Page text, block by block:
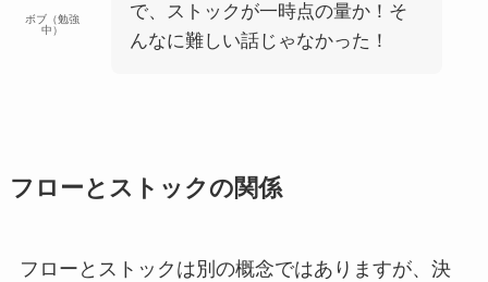
ボブ（勉強
中）
で、ストックが一時点の量か！そ
んなに難しい話じゃなかった！
フローとストックの関係
フローとストックは別の概念ではありますが、決